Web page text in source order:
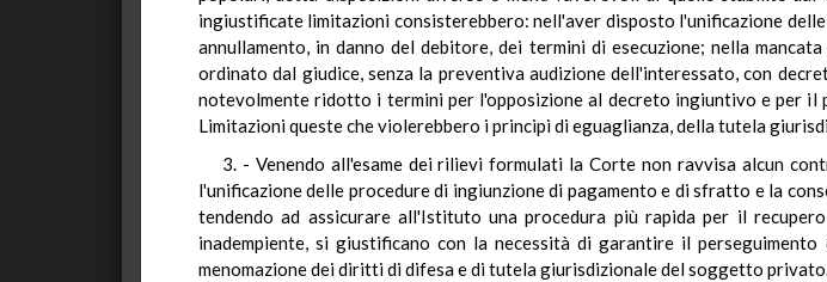
ingiustificate limitazioni consisterebbero: nell'aver disposto l'unificazione
annullamento, in danno del debitore, dei termini di esecuzione; nella
ordinato dal giudice, senza la preventiva audizione dell'interessato, con
notevolmente ridotto i termini per l'opposizione al decreto ingiuntivo e per il
Limitazioni queste che violerebbero i principi di eguaglianza, della tutela
3. - Venendo all'esame dei rilievi formulati la Corte non ravvisa alcun
l'unificazione delle procedure di ingiunzione di pagamento e di sfratto e la
tendendo ad assicurare all'Istituto una procedura più rapida per il
inadempiente, si giustificano con la necessità di garantire il
menomazione dei diritti di difesa e di tutela giurisdizionale del soggetto